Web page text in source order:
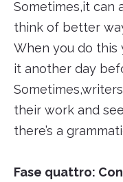
Sometimes,it can
think of better
When you do this
it another day
their work and
there’s a
Fase quattro: